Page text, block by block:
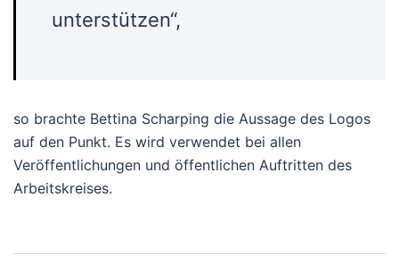
unterstützen“,
so brachte Bettina Scharping die Aussage des Logos
auf den Punkt. Es wird verwendet bei allen
Veröffentlichungen und öffentlichen Auftritten des
Arbeitskreises.